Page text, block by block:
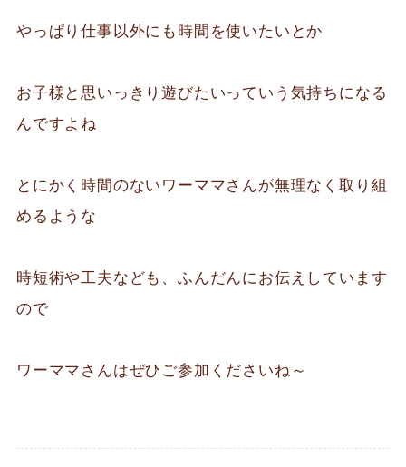
やっぱり仕事以外にも時間を使いたいとか
お子様と思いっきり遊びたいっていう気持ちになる
んですよね
とにかく時間のないワーママさんが無理なく取り組
めるような
時短術や工夫なども、ふんだんにお伝えしています
ので
ワーママさんはぜひご参加くださいね～